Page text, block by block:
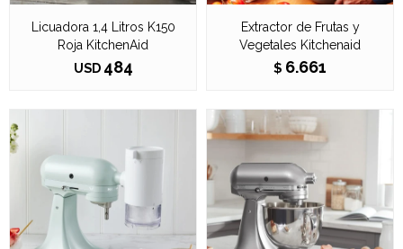
Licuadora 1,4 Litros K150
Roja KitchenAid
USD 484
Extractor de Frutas y
Vegetales Kitchenaid
$ 6.661